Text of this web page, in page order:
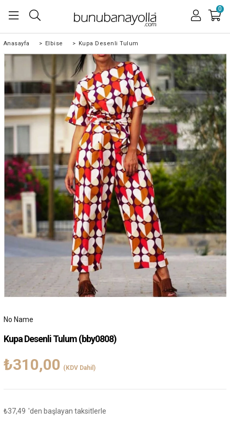
0
Anasayfa > Elbise > Kupa Desenli Tulum
No Name
Kupa Desenli Tulum(bby0808)
₺310,00 (KDV Dahil)
₺37,49 'den başlayan taksitlerle